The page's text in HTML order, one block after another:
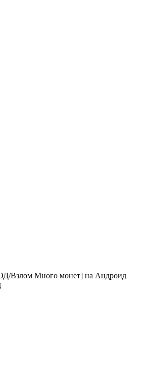
Взлом Много монет] на Андроид